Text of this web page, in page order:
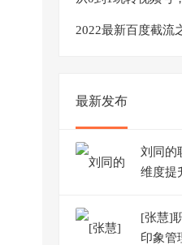
最新发布
刘同的
维度提
[张慧]
印象管